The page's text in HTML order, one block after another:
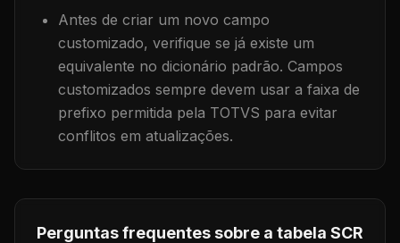
Antes de criar um novo campo
customizado, verifique se já existe um
equivalente no dicionário padrão. Campos
customizados sempre devem usar a faixa de
prefixo permitida pela TOTVS para evitar
conflitos em atualizações.
Perguntas frequentes sobre a tabela SCR